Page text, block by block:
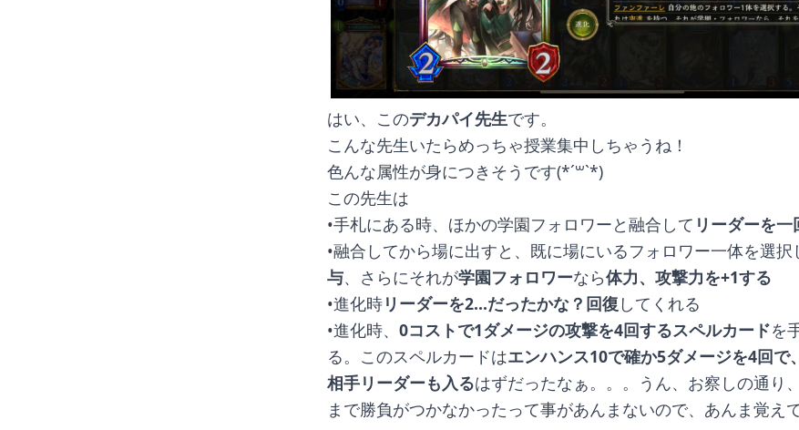
はい、このデカパイ先生です。
こんな先生いたらめっちゃ授業集中しちゃうね！
色んな属性が身につきそうです(*´꒳`*)
この先生は
•手札にある時、ほかの学園フォロワーと融合して リーダーを一
•融合してから場に出すと、既に場にいるフォロワー一体を選択
与、さらにそれが学園フォロワーなら体力、攻撃力を+1する
•進化時リーダーを2...だったかな？回復 してくれる
•進化時、 0コストで1ダメージの攻撃を4回するスペルカードを
る。このスペルカードはエンハンス10で確か5ダメージを4回で
相手リーダーも入るはずだったなぁ。。。うん、お察しの通り
まで勝負がつかなかったって事があんまないので、あんま覚え